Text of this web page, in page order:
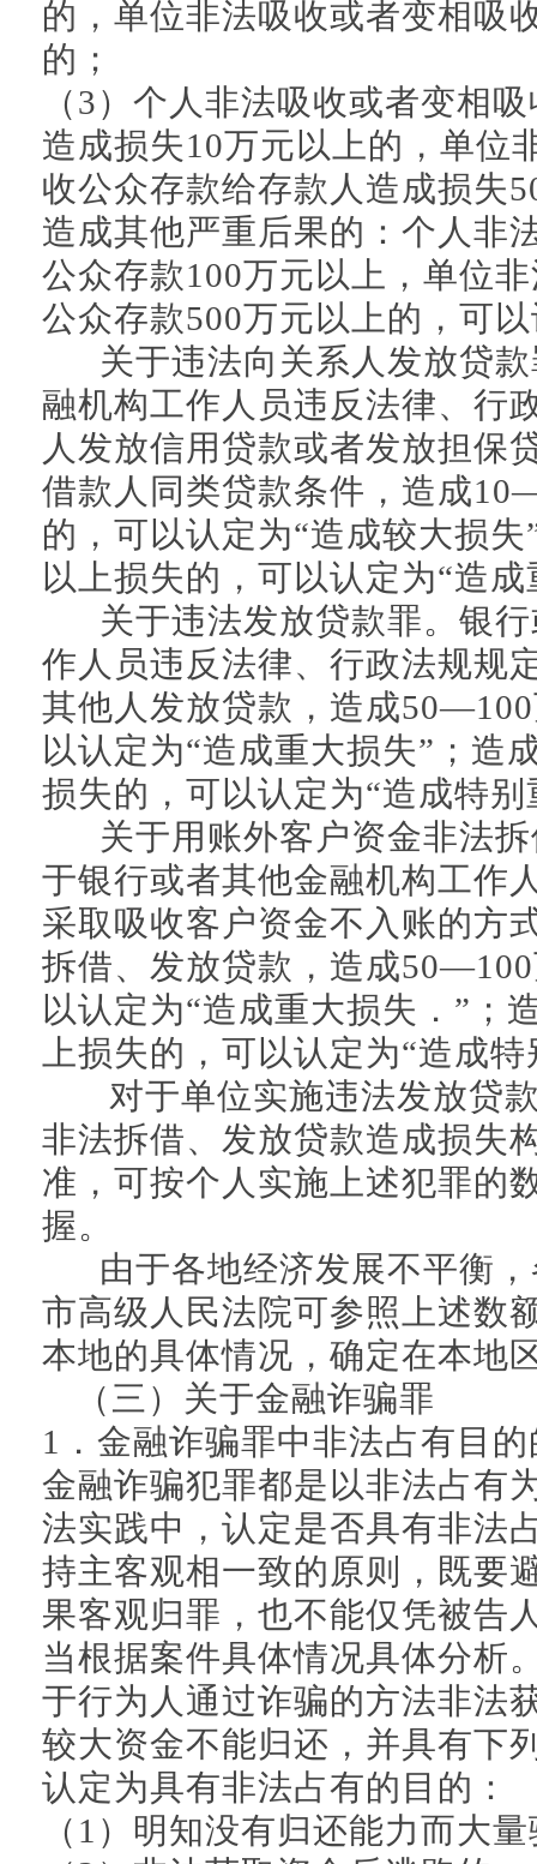
的，单位非法吸收或者变相吸
的；
（3）个人非法吸收或者变相
造成损失10万元以上的，单位
收公众存款给存款人造成损失
造成其他严重后果的：个人非
公众存款100万元以上，单位
公众存款500万元以上的，可
关于违法向关系人发放贷款
融机构工作人员违反法律、行
人发放信用贷款或者发放担保
借款人同类贷款条件，造成
的，可以认定为“造成较大损
以上损失的，可以认定为“造
关于违法发放贷款罪。银行
作人员违反法律、行政法规规
其他人发放贷款，造成
以认定为“造成重大损失”；造
损失的，可以认定为“造成特别
关于用账外客户资金非法拆
于银行或者其他金融机构工作
采取吸收客户资金不入账的方
拆借、发放贷款，造成
以认定为“造成重大损失．”；
上损失的，可以认定为“造成
对于单位实施违法发放贷款
非法拆借、发放贷款造成损失
准，可按个人实施上述犯罪的
握。
由于各地经济发展不平衡，
市高级人民法院可参照上述数
本地的具体情况，确定在本地
（三）关于金融诈骗罪
1．金融诈骗罪中非法占有目
金融诈骗犯罪都是以非法占有
法实践中，认定是否具有非法
持主客观相一致的原则，既要
果客观归罪，也不能仅凭被告
当根据案件具体情况具体分析
于行为人通过诈骗的方法非法
较大资金不能归还，并具有下
认定为具有非法占有的目的：
（1）明知没有归还能力而大